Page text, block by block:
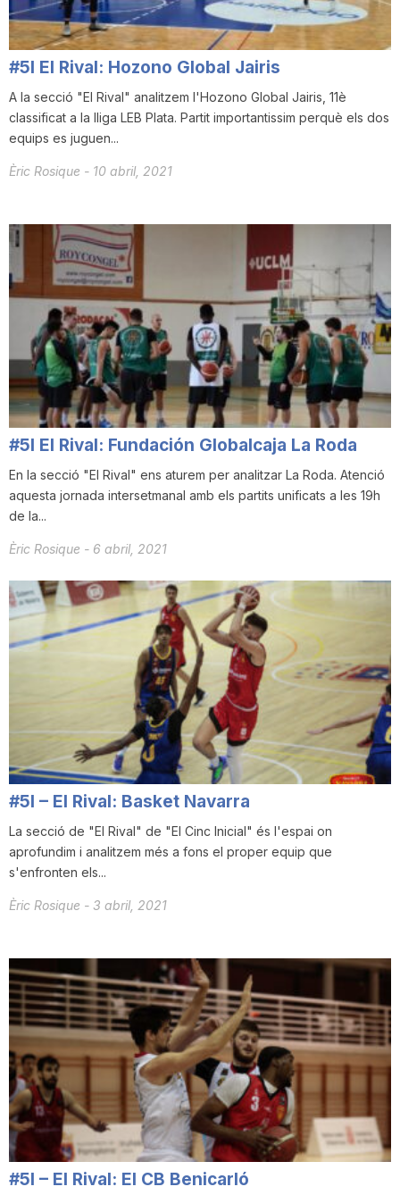
T
a
g
o
n
a
#5I El Rival: Hozono Global Jairis
A la secció "El Rival" analitzem l'Hozono Global Jairis, 11è
classificat a la lliga LEB Plata. Partit importantissim perquè els dos
equips es juguen...
Èric Rosique - 10 abril, 2021
#5I El Rival: Fundación Globalcaja La Roda
En la secció "El Rival" ens aturem per analitzar La Roda. Atenció
aquesta jornada intersetmanal amb els partits unificats a les 19h
de la...
Èric Rosique - 6 abril, 2021
#5I – El Rival: Basket Navarra
La secció de "El Rival" de "El Cinc Inicial" és l'espai on
aprofundim i analitzem més a fons el proper equip que
s'enfronten els...
Èric Rosique - 3 abril, 2021
#5I – El Rival: El CB Benicarló